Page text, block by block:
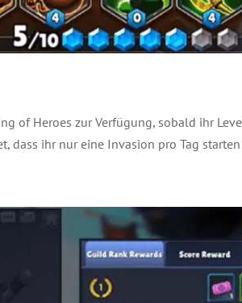
of Heroes zur Verfügung, sobald ihr
dass ihr nur eine Invasion pro Tag